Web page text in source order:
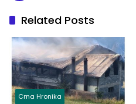
Related Posts
Crna Hronika